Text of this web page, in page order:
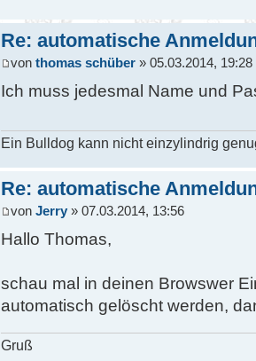
Re: automatische
von thomas schüber » 05.03.2014, 19:28
Ich muss jedesmal Name und
Ein Bulldog kann nicht einzylindrig
Re: automatische
von Jerry » 07.03.2014, 13:56
Hallo Thomas,
schau mal in deinen Browswer
automatisch gelöscht werden,
Gruß